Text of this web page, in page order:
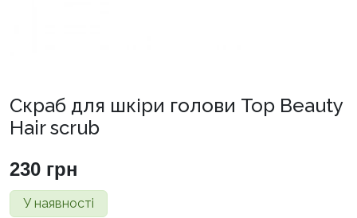
Скраб для шкіри голови Top Beauty
Hair scrub
230 грн
У наявності